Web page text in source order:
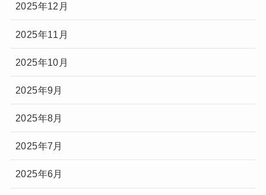
2025年12月
2025年11月
2025年10月
2025年9月
2025年8月
2025年7月
2025年6月